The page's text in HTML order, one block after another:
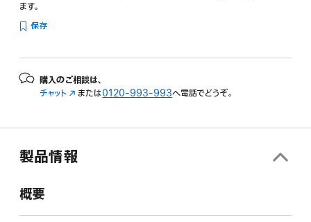
ます。
保存
購入のご相談は、
チャット （新
ド
または0120-993-993へ電話でどうぞ。
製品情報
概要